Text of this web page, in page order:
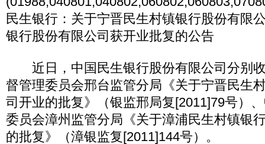
民生银行：关于宁晋民生村镇银行股份有限
银行股份有限公司获开业批复的公告
近日，中国民生银行股份有限公司分别
督管理委员会邢台监管分局《关于宁晋民生
司开业的批复》（银监邢局复[2011]79号）
委员会漳州监管分局《关于漳浦民生村镇银
的批复》（漳银监复[2011]144号）。